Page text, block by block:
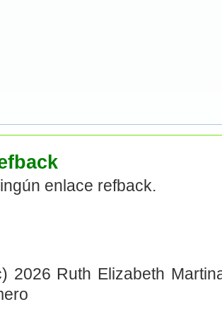
enlace refback.
2026 Ruth Elizabeth